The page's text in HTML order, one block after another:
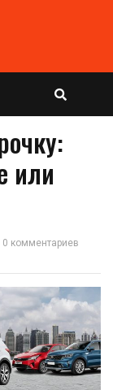
или
0 комментариев